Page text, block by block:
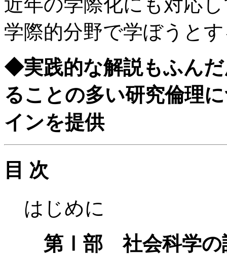
近年の学際化にも対応
学際的分野で学ぼうと
◆実践的な解説もふん
ることの多い研究倫理
インを提供
目 次
はじめに
第Ⅰ部 社会科学の